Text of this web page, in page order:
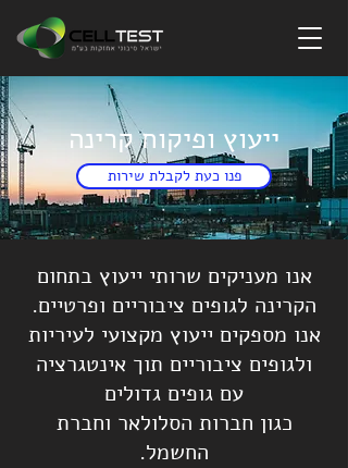
ייעוץ ופיקוח קרינה
פנו כעת לקבלת שירות
אנו מעניקים שרותי ייעוץ בתחום
הקרינה לגופים ציבוריים ופרטיים.
אנו מספקים ייעוץ מקצועי לעיריות
ולגופים ציבוריים תוך אינטגרציה
עם גופים גדולים
כגון חברות הסלולאר וחברת
החשמל.